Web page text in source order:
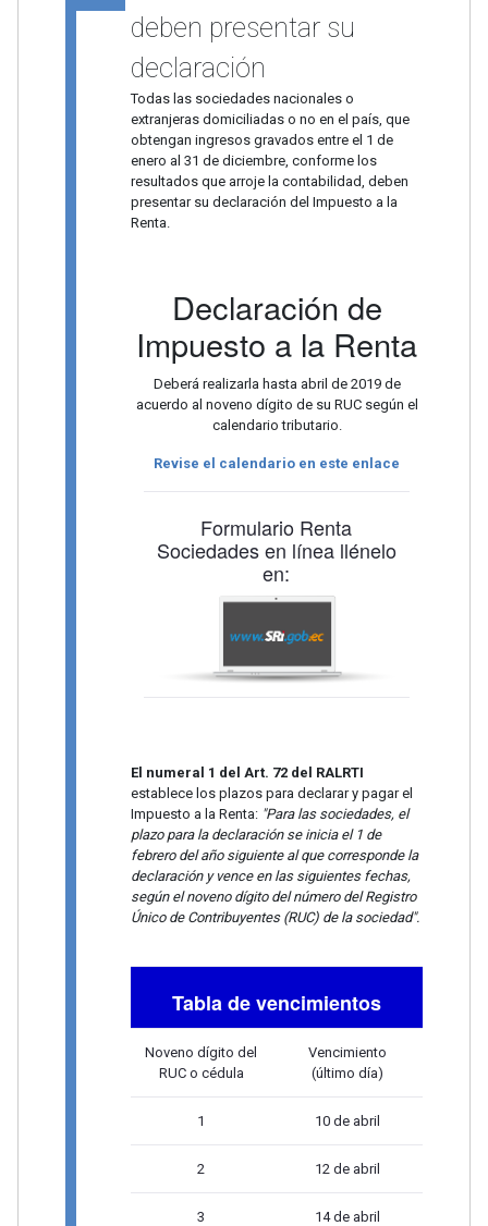
deben presentar su
declaración
Todas las sociedades nacionales o
extranjeras domiciliadas o no en el país, que
obtengan ingresos gravados entre el 1 de
enero al 31 de diciembre, conforme los
resultados que arroje la contabilidad, deben
presentar su declaración del Impuesto a la
Renta.
Declaración de
Impuesto a la Renta
Deberá realizarla hasta abril de 2019 de
acuerdo al noveno dígito de su RUC según el
calendario tributario.
Revise el calendario en este enlace
Formulario Renta
Sociedades en línea llénelo
en:
El numeral 1 del Art. 72 del RALRTI
establece los plazos para declarar y pagar el
Impuesto a la Renta: "Para las sociedades, el
plazo para la declaración se inicia el 1 de
febrero del año siguiente al que corresponde la
declaración y vence en las siguientes fechas,
según el noveno dígito del número del Registro
Único de Contribuyentes (RUC) de la sociedad".
Tabla de vencimientos
Noveno dígito del
RUC o cédula
Vencimiento
(último día)
1 10 de abril
2 12 de abril
3 14 de abril